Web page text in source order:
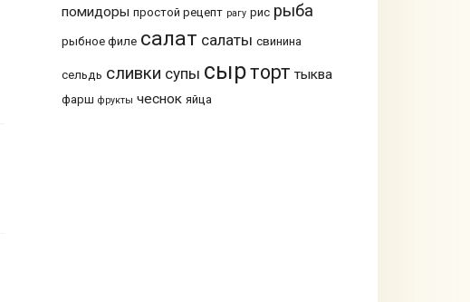
помидоры простой рецепт рагу рис рыба
рыбное филе салат салаты свинина
сельдь сливки супы сырторт тыква
фарш фрукты чеснок яйца